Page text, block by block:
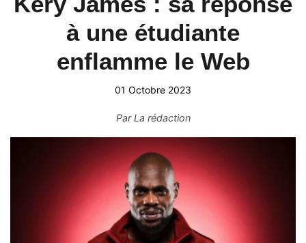
à une étudiante
enflamme le Web
01 Octobre 2023
ParLa rédaction